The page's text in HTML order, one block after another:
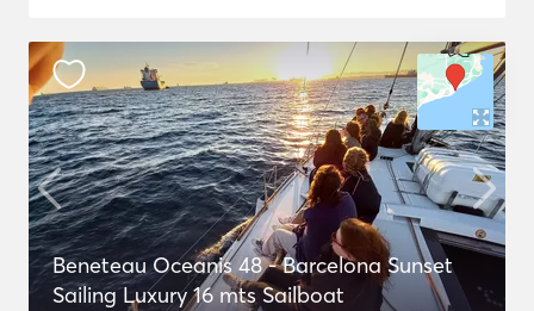
Beneteau Oceanis 48 - Barcelona Sunset
Sailing Luxury 16 mts Sailboat